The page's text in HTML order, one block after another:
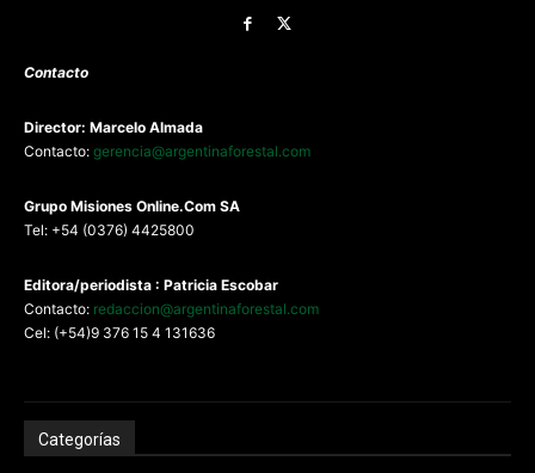
Contacto
Director: Marcelo Almada
Contacto: gerencia@argentinaforestal.com
Grupo Misiones Online.Com SA
Tel: +54 (0376) 4425800
Editora/periodista : Patricia Escobar
Contacto: redaccion@argentinaforestal.com
Cel: (+54)9 376 15 4 131636
Categorías